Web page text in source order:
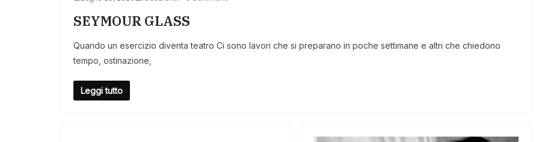
SEYMOUR GLASS
Quando un esercizio diventa teatro Ci sono lavori che si preparano in poche settimane e altri che chiedono
tempo, ostinazione,
Leggi tutto